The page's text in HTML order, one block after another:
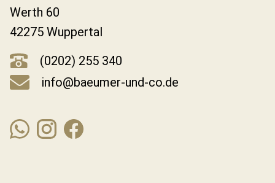
Werth 60
42275 Wuppertal
(0202) 255 340
info@baeumer-und-co.de